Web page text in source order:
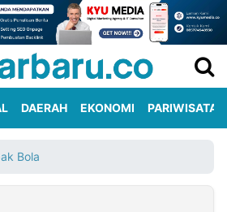
DAERAH EKONOMI PARIWISATA
Bola